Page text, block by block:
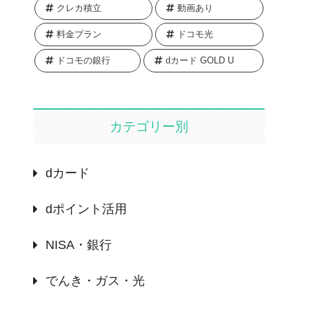
クレカ積立 動画あり
料金プラン ドコモ光
ドコモの銀行 dカード GOLD U
カテゴリー別
dカード
dポイント活用
NISA・銀行
でんき・ガス・光